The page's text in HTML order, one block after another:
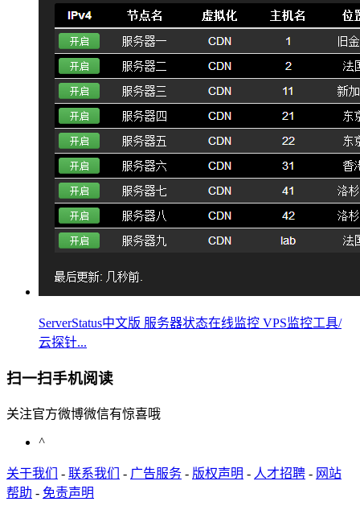
ServerStatus中文版 服务器状态在线监控 VPS监控工具/
云探针...
扫一扫手机阅读
关注官方微博微信有惊喜哦
^
关于我们 - 联系我们 - 广告服务 - 版权声明 - 人才招聘 - 网站
帮助 - 免责声明